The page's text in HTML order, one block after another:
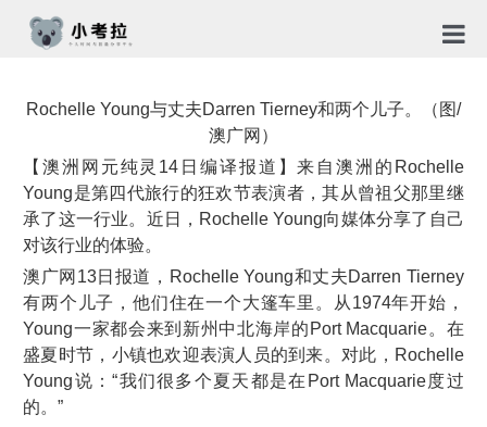
新闻
免责
隐私
合作
Rochelle Young与丈夫Darren Tierney和两个儿子。（图/
澳广网）
【澳洲网元纯灵14日编译报道】来自澳洲的Rochelle
Young是第四代旅行的狂欢节表演者，其从曾祖父那里继
承了这一行业。近日，Rochelle Young向媒体分享了自己
对该行业的体验。
澳广网13日报道，Rochelle Young和丈夫Darren Tierney
有两个儿子，他们住在一个大篷车里。从1974年开始，
Young一家都会来到新州中北海岸的Port Macquarie。在
盛夏时节，小镇也欢迎表演人员的到来。对此，Rochelle
Young说：“我们很多个夏天都是在Port Macquarie度过
的。”